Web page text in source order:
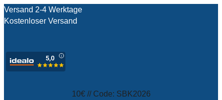
Versand 2-4 Werktage
Kostenloser Versand
10€ // Code: SBK2026